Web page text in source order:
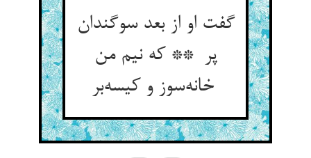
گفت او از بعد سوگندان
پر ** که نیم من